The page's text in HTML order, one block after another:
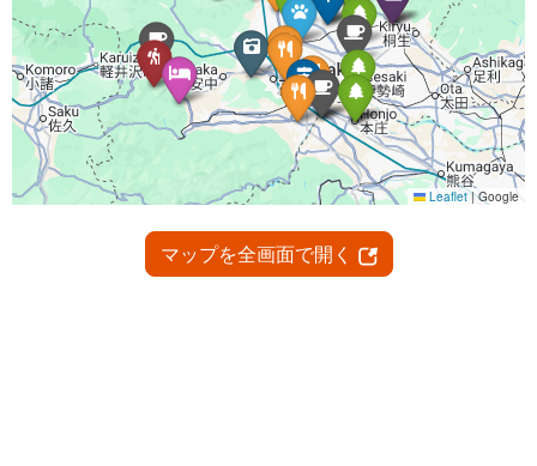
マップを全画面で開く